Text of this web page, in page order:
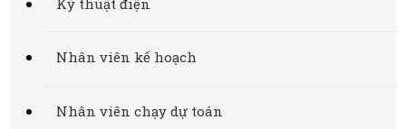
Nhân viên kế hoạch
Nhân viên chạy dự toán